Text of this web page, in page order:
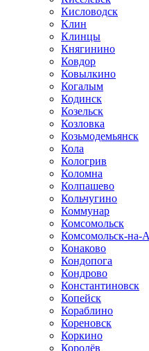
Кисловодск
Клин
Клинцы
Княгинино
Ковдор
Ковылкино
Когалым
Кодинск
Козельск
Козловка
Козьмодемьянск
Кола
Кологрив
Коломна
Колпашево
Кольчугино
Коммунар
Комсомольск
Комсомольск-на-
Конаково
Кондопога
Кондрово
Константиновск
Копейск
Кораблино
Кореновск
Коркино
Королёв